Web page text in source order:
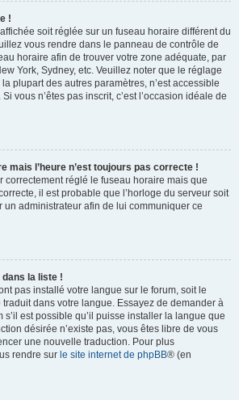
!
affichée soit réglée sur un fuseau horaire différent du
vous rendre dans le panneau de contrôle de
horaire afin de trouver votre zone adéquate, par
York, Sydney, etc. Veuillez noter que le réglage
plupart des autres paramètres, n’est accessible
vous n’êtes pas inscrit, c’est l’occasion idéale de
mais l’heure n’est toujours pas correcte !
correctement réglé le fuseau horaire mais que
il est probable que l’horloge du serveur soit
un administrateur afin de lui communiquer ce
dans la liste !
pas installé votre langue sur le forum, soit le
traduit dans votre langue. Essayez de demander à
est possible qu’il puisse installer la langue que
désirée n’existe pas, vous êtes libre de vous
une nouvelle traduction. Pour plus
rendre sur le site internet de phpBB® (en